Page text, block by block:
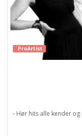
ProArtist
- Hør hits alle kender og